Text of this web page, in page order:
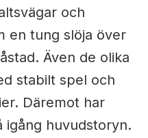
och
en tung slöja över
Även de olika
stabilt spel och
Däremot har
igång huvudstoryn.